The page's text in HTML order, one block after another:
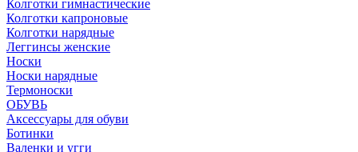
Колготки гимнастические
Колготки капроновые
Колготки нарядные
Леггинсы женские
Носки
Носки нарядные
Термоноски
ОБУВЬ
Аксессуары для обуви
Ботинки
Валенки и угги